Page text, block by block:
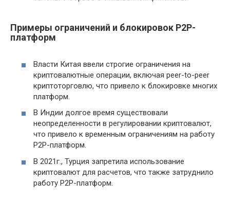
Примеры ограничений и блокировок P2P-
платформ
Власти Китая ввели строгие ограничения на
криптовалютные операции, включая peer-to-peer
криптоторговлю, что привело к блокировке многих
платформ.
В Индии долгое время существовали
неопределенности в регулировании криптовалют,
что привело к временным ограничениям на работу
P2P-платформ.
В 2021г., Турция запретила использование
криптовалют для расчетов, что также затруднило
работу P2P-платформ.